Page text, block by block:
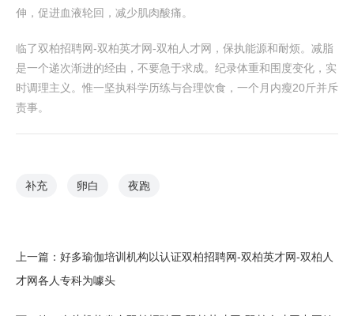
伸，促进血液轮回，减少肌肉酸痛。
临了双柏招聘网-双柏英才网-双柏人才网，保执能源和耐烦。减脂
是一个递次渐进的经由，不要急于求成。纪录体重和围度变化，实
时调理主义。惟一坚执科学历练与合理饮食，一个月内瘦20斤并斥
责事。
补充 卵白 夜跑
上一篇： 好多瑜伽培训机构以认证双柏招聘网-双柏英才网-双柏人
才网各人专科为噱头